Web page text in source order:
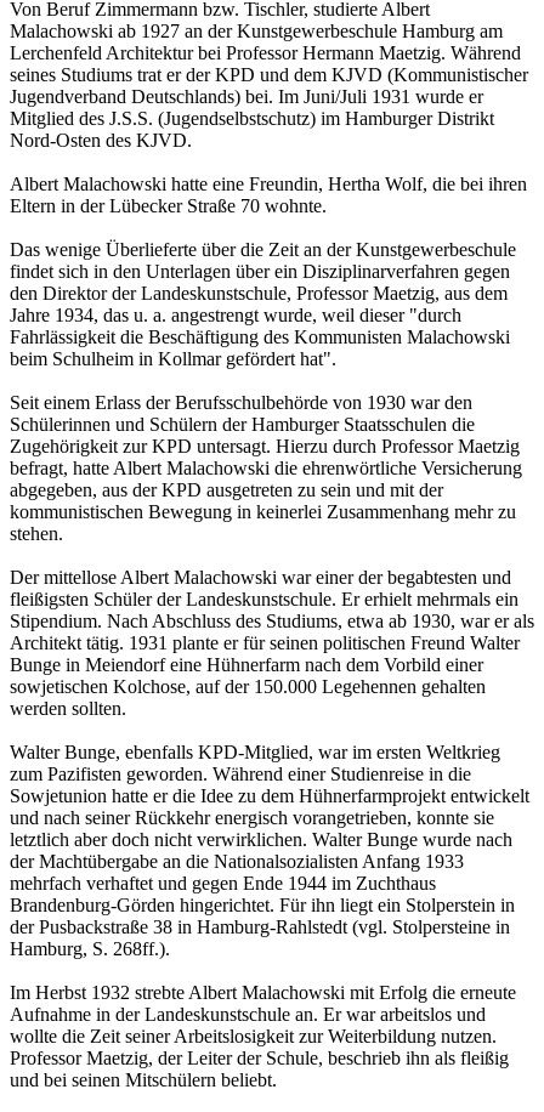
Von Beruf Zimmermann bzw. Tischler, studierte Albert
Malachowski ab 1927 an der Kunstgewerbeschule Hamburg am
Lerchenfeld Architektur bei Professor Hermann Maetzig. Während
seines Studiums trat er der KPD und dem KJVD (Kommunistischer
Jugendverband Deutschlands) bei. Im Juni/Juli 1931 wurde er
Mitglied des J.S.S. (Jugendselbstschutz) im Hamburger Distrikt
Nord-Osten des KJVD.
Albert Malachowski hatte eine Freundin, Hertha Wolf, die bei ihren
Eltern in der Lübecker Straße 70 wohnte.
Das wenige Überlieferte über die Zeit an der Kunstgewerbeschule
findet sich in den Unterlagen über ein Disziplinarverfahren gegen
den Direktor der Landeskunstschule, Professor Maetzig, aus dem
Jahre 1934, das u. a. angestrengt wurde, weil dieser "durch
Fahrlässigkeit die Beschäftigung des Kommunisten Malachowski
beim Schulheim in Kollmar gefördert hat".
Seit einem Erlass der Berufsschulbehörde von 1930 war den
Schülerinnen und Schülern der Hamburger Staatsschulen die
Zugehörigkeit zur KPD untersagt. Hierzu durch Professor Maetzig
befragt, hatte Albert Malachowski die ehrenwörtliche Versicherung
abgegeben, aus der KPD ausgetreten zu sein und mit der
kommunistischen Bewegung in keinerlei Zusammenhang mehr zu
stehen.
Der mittellose Albert Malachowski war einer der begabtesten und
fleißigsten Schüler der Landeskunstschule. Er erhielt mehrmals ein
Stipendium. Nach Abschluss des Studiums, etwa ab 1930, war er als
Architekt tätig. 1931 plante er für seinen politischen Freund Walter
Bunge in Meiendorf eine Hühnerfarm nach dem Vorbild einer
sowjetischen Kolchose, auf der 150.000 Legehennen gehalten
werden sollten.
Walter Bunge, ebenfalls KPD-Mitglied, war im ersten Weltkrieg
zum Pazifisten geworden. Während einer Studienreise in die
Sowjetunion hatte er die Idee zu dem Hühnerfarmprojekt entwickelt
und nach seiner Rückkehr energisch vorangetrieben, konnte sie
letztlich aber doch nicht verwirklichen. Walter Bunge wurde nach
der Machtübergabe an die Nationalsozialisten Anfang 1933
mehrfach verhaftet und gegen Ende 1944 im Zuchthaus
Brandenburg-Görden hingerichtet. Für ihn liegt ein Stolperstein in
der Pusbackstraße 38 in Hamburg-Rahlstedt (vgl. Stolpersteine in
Hamburg, S. 268ff.).
Im Herbst 1932 strebte Albert Malachowski mit Erfolg die erneute
Aufnahme in der Landeskunstschule an. Er war arbeitslos und
wollte die Zeit seiner Arbeitslosigkeit zur Weiterbildung nutzen.
Professor Maetzig, der Leiter der Schule, beschrieb ihn als fleißig
und bei seinen Mitschülern beliebt.